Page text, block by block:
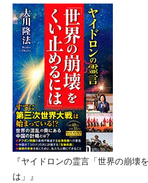
『ヤイドロンの霊言「世界の崩壊
は」』